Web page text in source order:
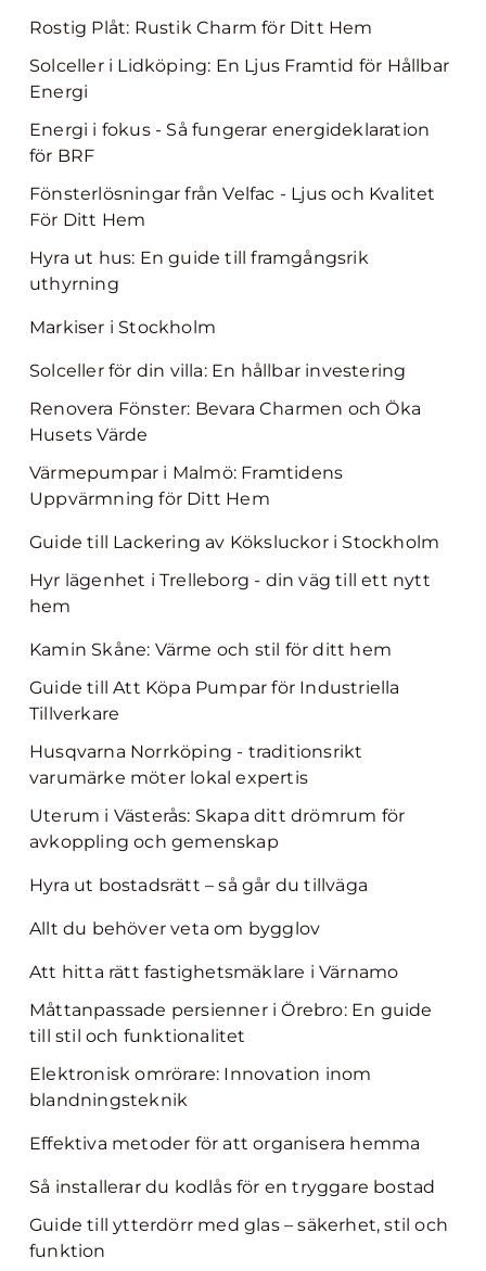
Rostig Plåt: Rustik Charm för Ditt Hem
Solceller i Lidköping: En Ljus Framtid för Hållbar
Energi
Energi i fokus - Så fungerar energideklaration
för BRF
Fönsterlösningar från Velfac - Ljus och Kvalitet
För Ditt Hem
Hyra ut hus: En guide till framgångsrik
uthyrning
Markiser i Stockholm
Solceller för din villa: En hållbar investering
Renovera Fönster: Bevara Charmen och Öka
Husets Värde
Värmepumpar i Malmö: Framtidens
Uppvärmning för Ditt Hem
Guide till Lackering av Köksluckor i Stockholm
Hyr lägenhet i Trelleborg - din väg till ett nytt
hem
Kamin Skåne: Värme och stil för ditt hem
Guide till Att Köpa Pumpar för Industriella
Tillverkare
Husqvarna Norrköping - traditionsrikt
varumärke möter lokal expertis
Uterum i Västerås: Skapa ditt drömrum för
avkoppling och gemenskap
Hyra ut bostadsrätt – så går du tillväga
Allt du behöver veta om bygglov
Att hitta rätt fastighetsmäklare i Värnamo
Måttanpassade persienner i Örebro: En guide
till stil och funktionalitet
Elektronisk omrörare: Innovation inom
blandningsteknik
Effektiva metoder för att organisera hemma
Så installerar du kodlås för en tryggare bostad
Guide till ytterdörr med glas – säkerhet, stil och
funktion